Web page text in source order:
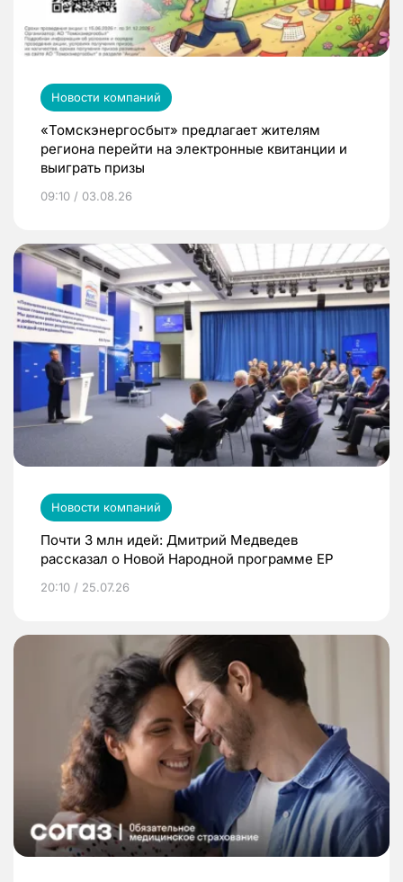
Новости компаний
«Томскэнергосбыт» предлагает жителям
региона перейти на электронные квитанции и
выиграть призы
09:10 / 03.08.26
Новости компаний
Почти 3 млн идей: Дмитрий Медведев
рассказал о Новой Народной программе ЕР
20:10 / 25.07.26